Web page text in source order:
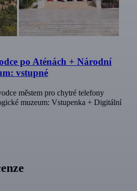
po Aténách + Národní
vstupné
městem pro chytré telefony
muzeum: Vstupenka + Digitální